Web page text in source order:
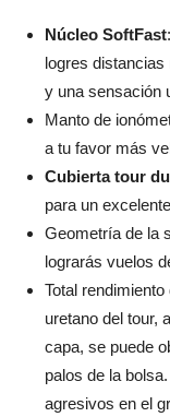
Núcleo SoftFast
logres
y una sensación
Manto de
a tu favor más
Cubierta tour
para un
Geometría de la
lograrás vuelos
Total
uretano del tour,
capa, se puede
palos de la
agresivos en el